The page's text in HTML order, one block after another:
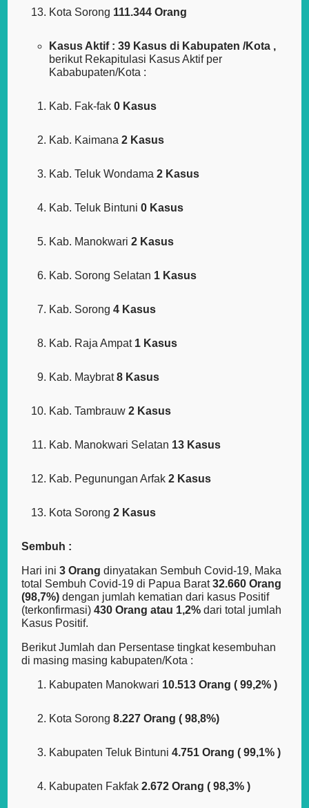
Kota Sorong 111.344 Orang
Kasus Aktif : 39 Kasus di Kabupaten /Kota ,
berikut Rekapitulasi Kasus Aktif per
Kababupaten/Kota :
Kab. Fak-fak0 Kasus
Kab. Kaimana2 Kasus
Kab. Teluk Wondama2 Kasus
Kab. Teluk Bintuni0 Kasus
Kab. Manokwari2 Kasus
Kab. Sorong Selatan 1 Kasus
Kab. Sorong4 Kasus
Kab. Raja Ampat 1 Kasus
Kab. Maybrat8 Kasus
Kab. Tambrauw2 Kasus
Kab. Manokwari Selatan 13 Kasus
Kab. Pegunungan Arfak2 Kasus
Kota Sorong2 Kasus
Sembuh :
Hari ini3 Orang dinyatakan Sembuh Covid-19, Maka
total Sembuh Covid-19 di Papua Barat32.660 Orang
(98,7%)dengan jumlah kematian dari kasus Positif
(terkonfirmasi)430 Orang atau 1,2%dari total jumlah
Kasus Positif.
Berikut Jumlah dan Persentase tingkat kesembuhan
di masing masing kabupaten/Kota :
Kabupaten Manokwari 10.513 Orang ( 99,2% )
Kota Sorong8.227 Orang ( 98,8%)
Kabupaten Teluk Bintuni4.751 Orang ( 99,1% )
Kabupaten Fakfak2.672 Orang ( 98,3% )